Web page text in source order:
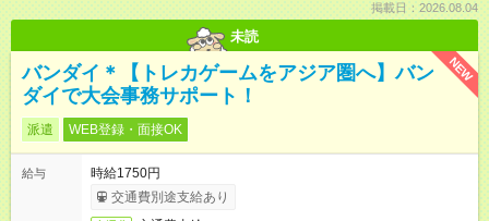
掲載日：2026.08.04
未読
NEW
バンダイ＊【トレカゲームをアジア圏へ】バン
ダイで大会事務サポート！
派遣 WEB登録・面接OK
給与
時給1750円
交通費別途支給あり